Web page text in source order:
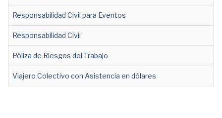
Responsabilidad Civil para Eventos
Responsabilidad Civil
Póliza de Riesgos del Trabajo
Viajero Colectivo con Asistencia en dólares